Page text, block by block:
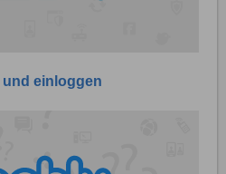
einloggen